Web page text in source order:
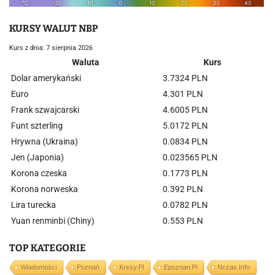
KURSY WALUT NBP
Kurs z dnia: 7 sierpnia 2026
Waluta
Kurs
Dolar amerykański
3.7324 PLN
Euro
4.301 PLN
Frank szwajcarski
4.6005 PLN
Funt szterling
5.0172 PLN
Hrywna (Ukraina)
0.0834 PLN
Jen (Japonia)
0.023565 PLN
Korona czeska
0.1773 PLN
Korona norweska
0.392 PLN
Lira turecka
0.0782 PLN
Yuan renminbi (Chiny)
0.553 PLN
TOP KATEGORIE
Wiadomości Poznań Kresy.pl Epoznan.pl Nczas.info